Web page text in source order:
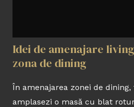
Idei de amenajare
zona de dining
În amenajarea zonei de dining,
amplasezi o masă cu blat